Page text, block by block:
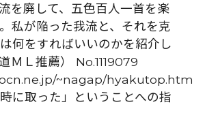
を廃して、五色百人一首を楽
私が陥った我流と、それを克
何をすればいいのかを紹介し
ＭＬ推薦） No.1119079
~nagap/hyakutop.htm
に取った」ということへの指